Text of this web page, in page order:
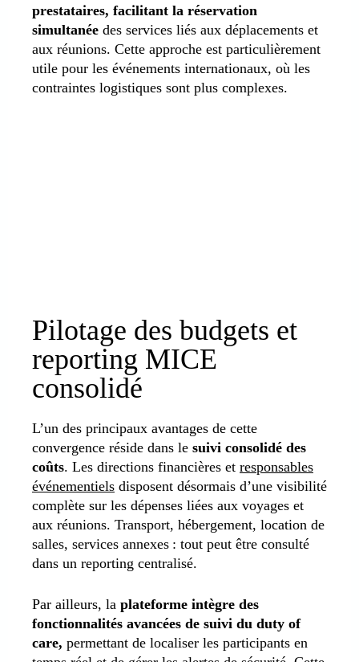
prestataires, facilitant la réservation
simultanée des services liés aux déplacements et
aux réunions. Cette approche est particulièrement
utile pour les événements internationaux, où les
contraintes logistiques sont plus complexes.
Pilotage des budgets et
reporting MICE
consolidé
L’un des principaux avantages de cette
convergence réside dans le suivi consolidé des
coûts. Les directions financières et responsables
événementiels disposent désormais d’une visibilité
complète sur les dépenses liées aux voyages et
aux réunions. Transport, hébergement, location de
salles, services annexes : tout peut être consulté
dans un reporting centralisé.
Par ailleurs, la plateforme intègre des
fonctionnalités avancées de suivi du duty of
care, permettant de localiser les participants en